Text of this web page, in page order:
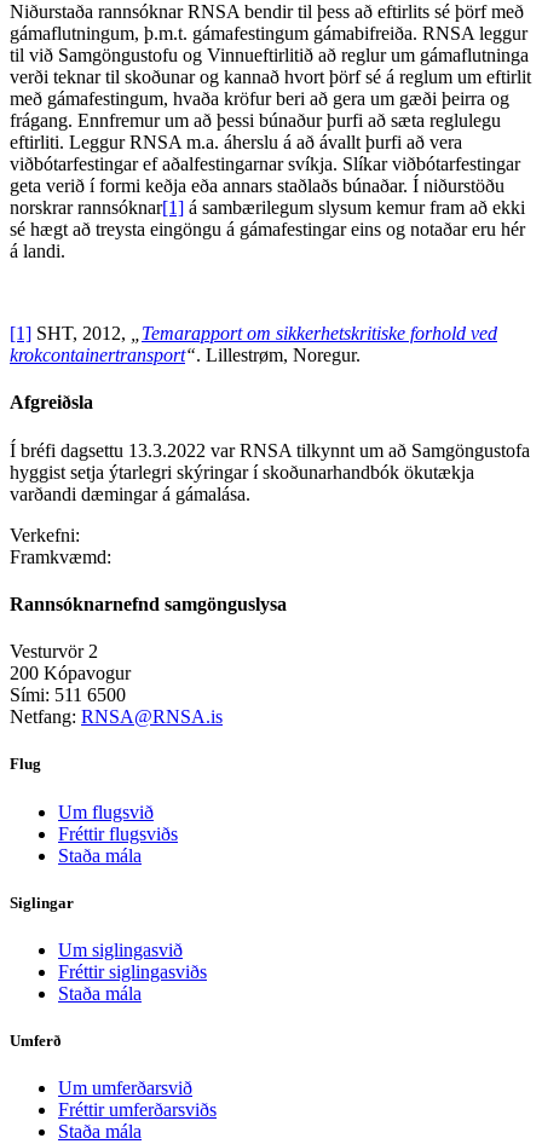
Niðurstaða rannsóknar RNSA bendir til þess að eftirlits sé þörf með
gámaflutningum, þ.m.t. gámafestingum gámabifreiða. RNSA leggur
til við Samgöngustofu og Vinnueftirlitið að reglur um gámaflutninga
verði teknar til skoðunar og kannað hvort þörf sé á reglum um eftirlit
með gámafestingum, hvaða kröfur beri að gera um gæði þeirra og
frágang. Ennfremur um að þessi búnaður þurfi að sæta reglulegu
eftirliti. Leggur RNSA m.a. áherslu á að ávallt þurfi að vera
viðbótarfestingar ef aðalfestingarnar svíkja. Slíkar viðbótarfestingar
geta verið í formi keðja eða annars staðlaðs búnaðar. Í niðurstöðu
norskrar rannsóknar[1] á sambærilegum slysum kemur fram að ekki
sé hægt að treysta eingöngu á gámafestingar eins og notaðar eru hér
á landi.
[1] SHT, 2012,
Temarapport om sikkerhetskritiske forhold ved
krokcontainertransport“. Lillestrøm, Noregur.
Afgreiðsla
Í bréfi dagsettu 13.3.2022 var RNSA tilkynnt um að Samgöngustofa
hyggist setja ýtarlegri skýringar í skoðunarhandbók ökutækja
varðandi dæmingar á gámalása.
Verkefni:
Framkvæmd:
Rannsóknarnefnd samgönguslysa
Vesturvör 2
200 Kópavogur
Sími: 511 6500
Netfang: RNSA@RNSA.is
Flug
Um flugsvið
Fréttir flugsviðs
Staða mála
Siglingar
Um siglingasvið
Fréttir siglingasviðs
Staða mála
Umferð
Um umferðarsvið
Fréttir umferðarsviðs
Staða mála